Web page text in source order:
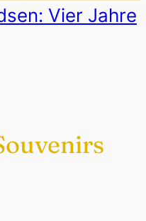
Vier Jahre